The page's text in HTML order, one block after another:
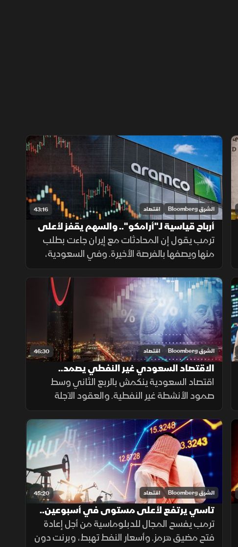
43:16 الشرق Bloomberg اقتصاد
أرباح قياسية لـ"أرامكو".. والسهم يقفز لأعلى
مستوى في 7 أسابيع
ترمب يقول إن المحادثات مع إيران جاءت بطلب
منها ويصفها بالفرصة الأخيرة. وفي السعودية،
سجلت أرامكو أرباحا بلغت 121.5 مليار ريال خلال
الربع الثاني، متجاوزة التوقعات، والسهم يقفز
لأعلى مستوى في 7 أسابيع
46:30 الشرق Bloomberg اقتصاد
الاقتصاد السعودي غير النفطي يصمد..
والأسهم الأميركية تتعافى
اقتصاد السعودية ينكمش بالربع الثاني وسط
صمود الأنشطة غير النفطية. والعقود الآجلة
للمؤشرات الأميركية ترتفع. والجيش الأميركي
يقصف إيران، ويقول إنه يهدف لتقليص قدرتها
ووكلائها على تهديد أمن المنطقة
45:20 الشرق Bloomberg اقتصاد
تاسي يرتفع لأعلى مستوى في أسبوعين..
وبرنت دون 90 دولارا
ترمب يفسح المجال للدبلوماسية من أجل إعادة
فتح مضيق هرمز. وأسعار النفط تهبط، وبرنت دون